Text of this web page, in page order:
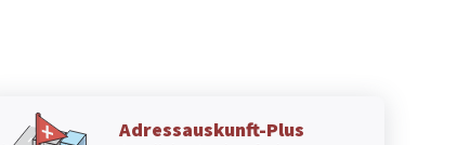
Adressauskunft-Plus